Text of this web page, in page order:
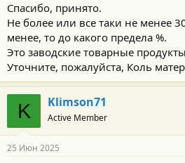
Спасибо, принято.
Не более или все таки не менее
менее, то до какого предела %.
Это заводские товарные
Уточните, пожалуйста, Коль
K Klimson71
Active Member
25 Июн 2025